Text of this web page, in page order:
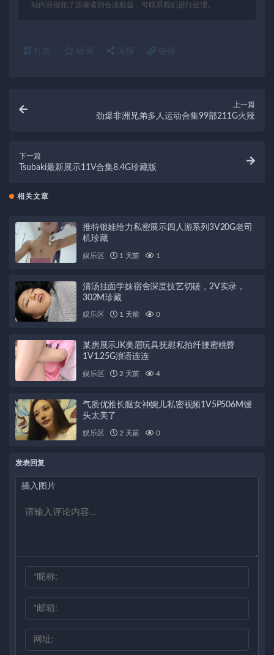
站内容侵犯了原著者的合法权益，可联系我们进行处理。
打赏 收藏 海报 链接
上一篇
劲爆非洲兄弟多人运动合集99部211G火辣
下一篇
Tsubaki最新展示11V合集8.4G珍藏版
相关文章
推特银娃给力私密展示四人游系列3V20G老司
机珍藏
娱乐区 1 天前 1
清汤挂面学妹宿舍深度技艺切磋，2V实录，
302M珍藏
娱乐区 1 天前 0
某房展示JK美眉玩具抚慰私拍纤腰蜜桃臀
1V1.25G浪语连连
娱乐区 2 天前 4
气质优雅长腿女神婉儿私密视频1V5P506M馒
头太美了
娱乐区 2 天前 0
发表回复
插入图片